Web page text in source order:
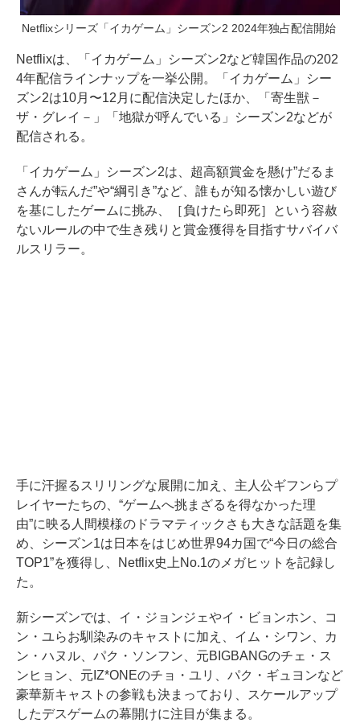
Netflixシリーズ「イカゲーム」シーズン2 2024年独占配信開始
Netflixは、「イカゲーム」シーズン2など韓国作品の202
4年配信ラインナップを一挙公開。「イカゲーム」シー
ズン2は10月〜12月に配信決定したほか、「寄生獣－
ザ・グレイ－」「地獄が呼んでいる」シーズン2などが
配信される。
「イカゲーム」シーズン2は、超高額賞金を懸け”だるま
さんが転んだ”や“綱引き”など、誰もが知る懐かしい遊び
を基にしたゲームに挑み、［負けたら即死］という容赦
ないルールの中で生き残りと賞金獲得を目指すサバイバ
ルスリラー。
手に汗握るスリリングな展開に加え、主人公ギフンらプ
レイヤーたちの、“ゲームへ挑まざるを得なかった理
由”に映る人間模様のドラマティックさも大きな話題を集
め、シーズン1は日本をはじめ世界94カ国で“今日の総合
TOP1”を獲得し、Netflix史上No.1のメガヒットを記録し
た。
新シーズンでは、イ・ジョンジェやイ・ビョンホン、コ
ン・ユらお馴染みのキャストに加え、イム・シワン、カ
ン・ハヌル、パク・ソンフン、元BIGBANGのチェ・ス
ンヒョン、元IZ*ONEのチョ・ユリ、パク・ギュヨンなど
豪華新キャストの参戦も決まっており、スケールアップ
したデスゲームの幕開けに注目が集まる。